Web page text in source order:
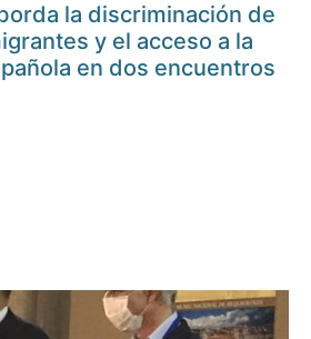
la discriminación de
y el acceso a la
en dos encuentros